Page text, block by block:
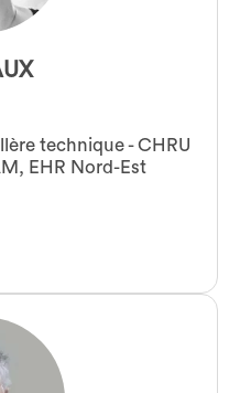
technique - CHRU
EHR Nord-Est